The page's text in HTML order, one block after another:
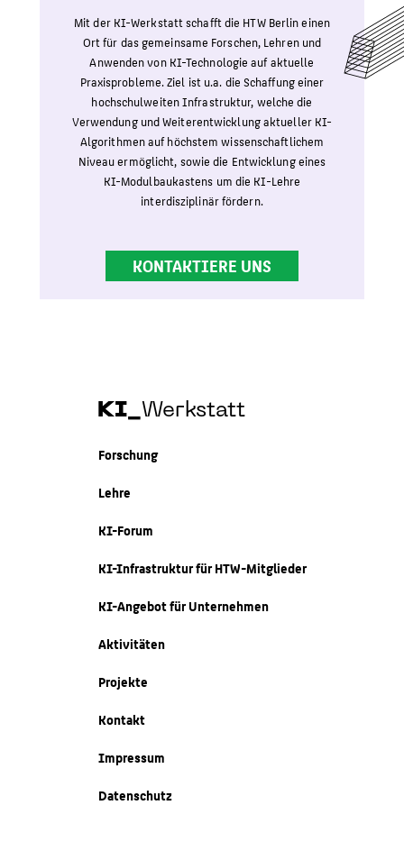
Mit der KI-Werkstatt schafft die HTW Berlin einen
Ort für das gemeinsame Forschen, Lehren und
Anwenden von KI-Technologie auf aktuelle
Praxisprobleme. Ziel ist u.a. die Schaffung einer
hochschulweiten Infrastruktur, welche die
Verwendung und Weiterentwicklung aktueller KI-
Algorithmen auf höchstem wissenschaftlichem
Niveau ermöglicht, sowie die Entwicklung eines
KI-Modulbaukastens um die KI-Lehre
interdisziplinär fördern.
KONTAKTIERE UNS
KI_Werkstatt
Forschung
Lehre
KI-Forum
KI-Infrastruktur für HTW-Mitglieder
KI-Angebot für Unternehmen
Aktivitäten
Projekte
Kontakt
Impressum
Datenschutz